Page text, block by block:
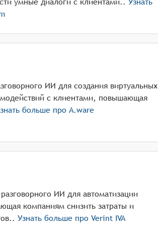
ИИ для создания виртуальных
с клиентами, повышающая
больше про A.ware
ИИ для автоматизации
компаниям снизить затраты и
Узнать больше про Verint IVA